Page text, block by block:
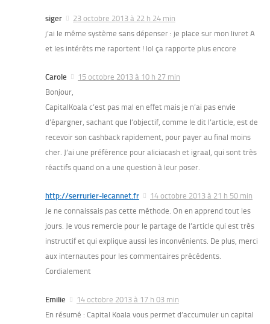
siger
23 octobre 2013 à 22 h 24 min
j’ai le même système sans dépenser : je place sur mon livret A
et les intérêts me raportent ! lol ça rapporte plus encore
Carole
15 octobre 2013 à 10 h 27 min
Bonjour,
CapitalKoala c’est pas mal en effet mais je n’ai pas envie
d’épargner, sachant que l’objectif, comme le dit l’article, est de
recevoir son cashback rapidement, pour payer au final moins
cher. J’ai une préférence pour aliciacash et igraal, qui sont très
réactifs quand on a une question à leur poser.
http://serrurier-lecannet.fr
14 octobre 2013 à 21 h 50 min
Je ne connaissais pas cette méthode. On en apprend tout les
jours. Je vous remercie pour le partage de l’article qui est très
instructif et qui explique aussi les inconvénients. De plus, merci
aux internautes pour les commentaires précédents.
Cordialement
Emilie
14 octobre 2013 à 17 h 03 min
En résumé : Capital Koala vous permet d’accumuler un capital